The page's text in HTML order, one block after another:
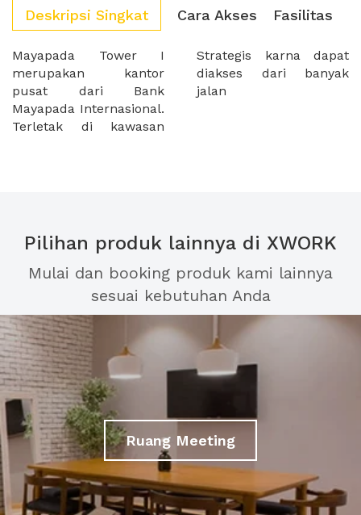
Deskripsi Singkat Cara Akses Fasilitas
Mayapada Tower I
merupakan kantor
pusat dari Bank
Mayapada Internasional.
Terletak di kawasan
Strategis karna dapat
diakses dari banyak
jalan
Pilihan produk lainnya di XWORK
Mulai dan booking produk kami lainnya
sesuai kebutuhan Anda
Ruang Meeting